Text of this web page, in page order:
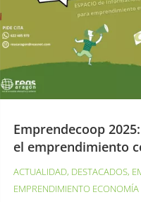
Emprendecoop
el emprendimiento
ACTUALIDAD, DESTACADOS,
EMPRENDIMIENTO ECONOMÍA